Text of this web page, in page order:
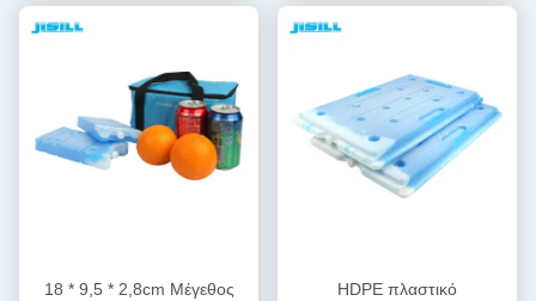
18 * 9,5 * 2,8cm Μέγεθος
HDPE πλαστικό